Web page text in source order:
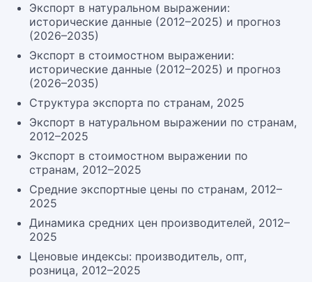
Экспорт в натуральном выражении:
исторические данные (2012–2025) и прогноз
(2026–2035)
Экспорт в стоимостном выражении:
исторические данные (2012–2025) и прогноз
(2026–2035)
Структура экспорта по странам, 2025
Экспорт в натуральном выражении по странам,
2012–2025
Экспорт в стоимостном выражении по
странам, 2012–2025
Средние экспортные цены по странам, 2012–
2025
Динамика средних цен производителей, 2012–
2025
Ценовые индексы: производитель, опт,
розница, 2012–2025